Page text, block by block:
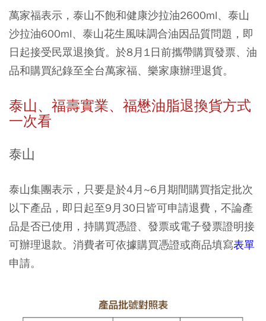
萬家福表示，泰山不飽和健康沙拉油2600ml、泰山
沙拉油600ml、泰山花生風味調合油因品質問題，即
日起接受民眾退換貨。於8月1日前攜帶購買發票、油
品和購買紀錄至全台萬家福、樂家康辦理退貨。
泰山、福壽實業、福懋油脂退換貨方式
一次看
泰山
泰山集團表示，只要是於4月~6月期間購買指定批次
以下產品，即日起至9月30日皆可申請退費，不論產
品是否已使用，持購買憑證、發票或電子發票證明接
可辦理退款。消費者可依據購買憑證或商品填寫表單
申請。